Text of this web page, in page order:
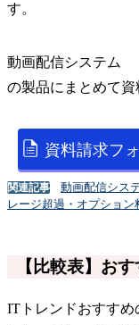
す。
動画配信システム
の製品にまとめて資
資料請求フ
関連記事
動画配信シス
レージ超過・オプショ
【比較表】お
ITトレンドおすすめ